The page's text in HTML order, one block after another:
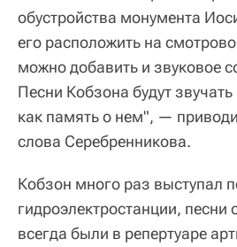
обустройства монумента
его расположить на
можно добавить и звуковое
Песни Кобзона будут
как память о нем", —
слова Серебренникова.
Кобзон много раз выступал
гидроэлектростанции, песни
всегда были в репертуаре